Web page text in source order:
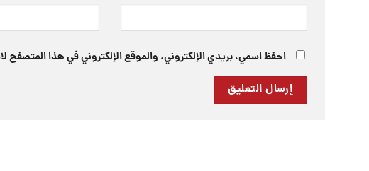
احفظ اسمي، بريدي الإلكتروني، والموقع الإلكتروني في هذا المتصفح